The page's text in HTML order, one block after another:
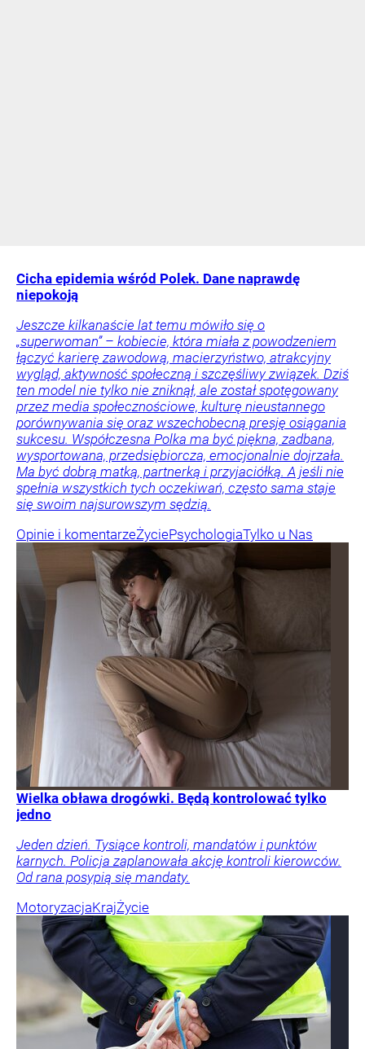
Cicha epidemia wśród Polek. Dane naprawdę
niepokoją
Jeszcze kilkanaście lat temu mówiło się o
„superwoman” – kobiecie, która miała z powodzeniem
łączyć karierę zawodową, macierzyństwo, atrakcyjny
wygląd, aktywność społeczną i szczęśliwy związek. Dziś
ten model nie tylko nie zniknął, ale został spotęgowany
przez media społecznościowe, kulturę nieustannego
porównywania się oraz wszechobecną presję osiągania
sukcesu. Współczesna Polka ma być piękna, zadbana,
wysportowana, przedsiębiorcza, emocjonalnie dojrzała.
Ma być dobrą matką, partnerką i przyjaciółką. A jeśli nie
spełnia wszystkich tych oczekiwań, często sama staje
się swoim najsurowszym sędzią.
Opinie i komentarzeŻyciePsychologiaTylko u Nas
Wielka obława drogówki. Będą kontrolować tylko
jedno
Jeden dzień. Tysiące kontroli, mandatów i punktów
karnych. Policja zaplanowała akcję kontroli kierowców.
Od rana posypią się mandaty.
MotoryzacjaKrajŻycie